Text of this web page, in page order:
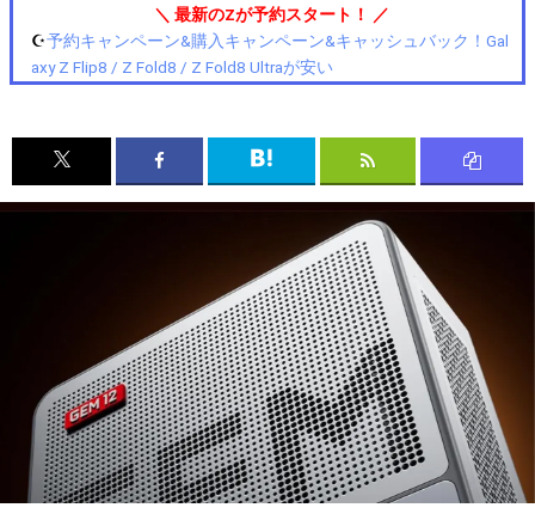
＼ 最新のZが予約スタート！ ／
☪️予約キャンペーン&購入キャンペーン&キャッシュバック！Gal
axy Z Flip8 / Z Fold8 / Z Fold8 Ultraが安い